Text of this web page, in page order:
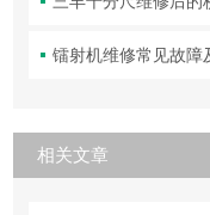
镭射机维修常见故障
相关文章